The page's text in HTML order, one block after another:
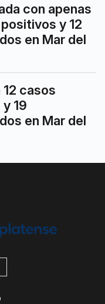
con apenas
y 12
en Mar del
casos
19
en Mar del